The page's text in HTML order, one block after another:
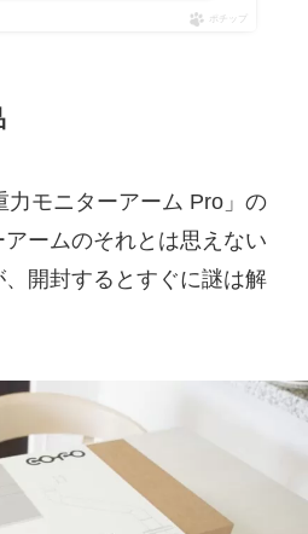
ポチップ
力モニターアーム Pro」の
ームのそれとは思えない
開封するとすぐに謎は解